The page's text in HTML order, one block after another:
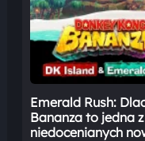
Emerald Rush:
Bananza to jedna
niedocenianych